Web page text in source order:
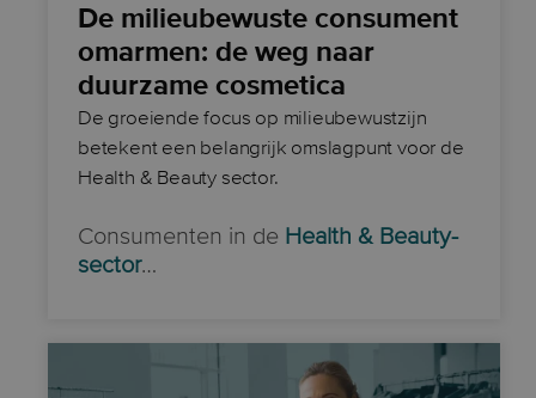
De milieubewuste consument
omarmen: de weg naar
duurzame cosmetica
De groeiende focus op milieubewustzijn
betekent een belangrijk omslagpunt voor de
Health & Beauty sector.
Consumenten in de Health & Beauty-
sector…